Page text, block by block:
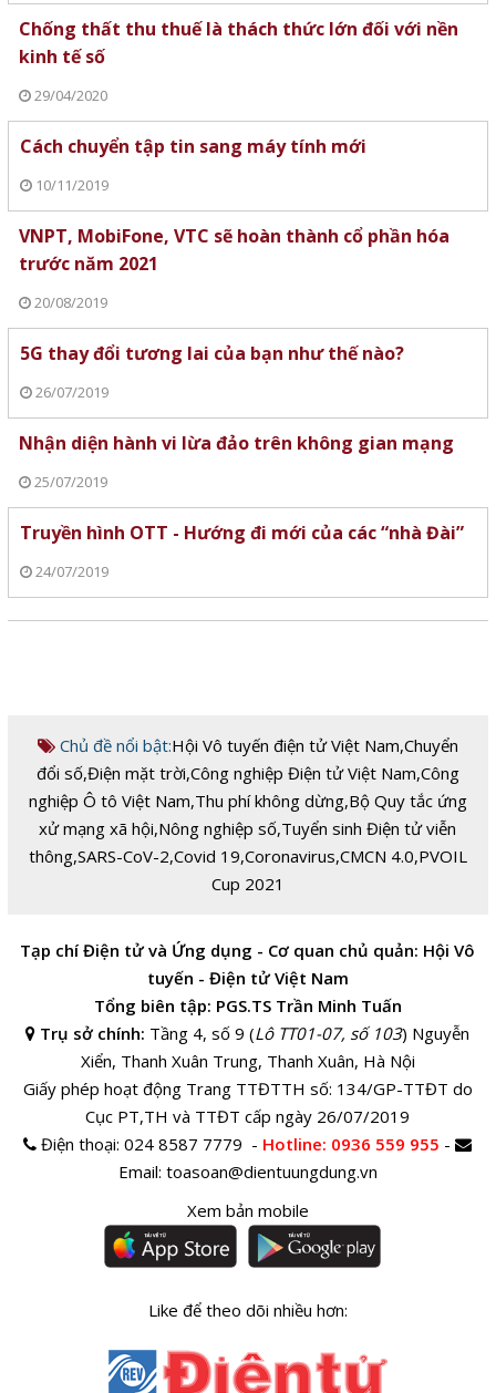
Chống thất thu thuế là thách thức lớn đối với nền
kinh tế số
29/04/2020
Cách chuyển tập tin sang máy tính mới
10/11/2019
VNPT, MobiFone, VTC sẽ hoàn thành cổ phần hóa
trước năm 2021
20/08/2019
5G thay đổi tương lai của bạn như thế nào?
26/07/2019
Nhận diện hành vi lừa đảo trên không gian mạng
25/07/2019
Truyền hình OTT - Hướng đi mới của các “nhà Đài”
24/07/2019
Chủ đề nổi bật:Hội Vô tuyến điện tử Việt Nam,Chuyển
đổi số,Điện mặt trời,Công nghiệp Điện tử Việt Nam,Công
nghiệp Ô tô Việt Nam,Thu phí không dừng,Bộ Quy tắc ứng
xử mạng xã hội,Nông nghiệp số,Tuyển sinh Điện tử viễn
thông,SARS-CoV-2,Covid 19,Coronavirus,CMCN 4.0,PVOIL
Cup 2021
Tạp chí Điện tử và Ứng dụng - Cơ quan chủ quản: Hội Vô
tuyến - Điện tử Việt Nam
Tổng biên tập: PGS.TS Trần Minh Tuấn
Trụ sở chính: Tầng 4, số 9 (Lô TT01-07, số 103) Nguyễn
Xiển, Thanh Xuân Trung, Thanh Xuân, Hà Nội
Giấy phép hoạt động Trang TTĐTTH số: 134/GP-TTĐT do
Cục PT,TH và TTĐT cấp ngày 26/07/2019
Điện thoại:024 8587 7779 - Hotline: 0936 559 955 -
Email: toasoan@dientuungdung.vn
Xem bản mobile
Like để theo dõi nhiều hơn: